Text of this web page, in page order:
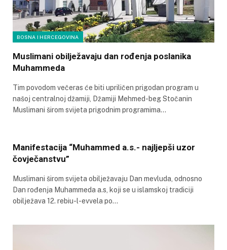
BOSNA I HERCEGOVINA
Muslimani obilježavaju dan rođenja poslanika
Muhammeda
Tim povodom večeras će biti upriličen prigodan program u
našoj centralnoj džamiji, Džamiji Mehmed-beg Stočanin
Muslimani širom svijeta prigodnim programima…
Manifestacija “Muhammed a.s.- najljepši uzor
čovječanstvu”
Muslimani širom svijeta obilježavaju Dan mevluda, odnosno
Dan rođenja Muhammeda a.s, koji se u islamskoj tradiciji
obilježava 12. rebiu-l-evvela po…